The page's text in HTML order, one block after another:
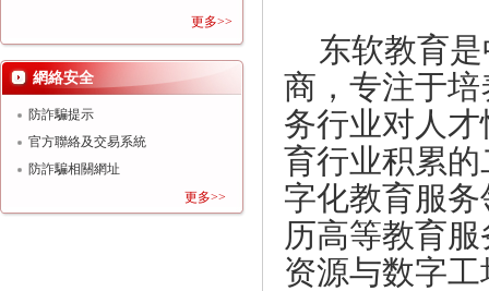
更多>>
網絡安全
防詐騙提示
官方聯絡及交易系統
防詐騙相關網址
更多>>
东软教育
商，专注于培
务行业对人
育行业积累
字化教育服
历高等教育
资源与数字